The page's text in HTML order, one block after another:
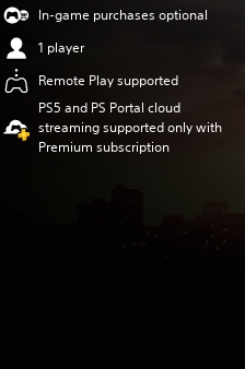
In-game purchases optional
1 player
Remote Play supported
PS5 and PS Portal cloud
streaming supported only with
Premium subscription